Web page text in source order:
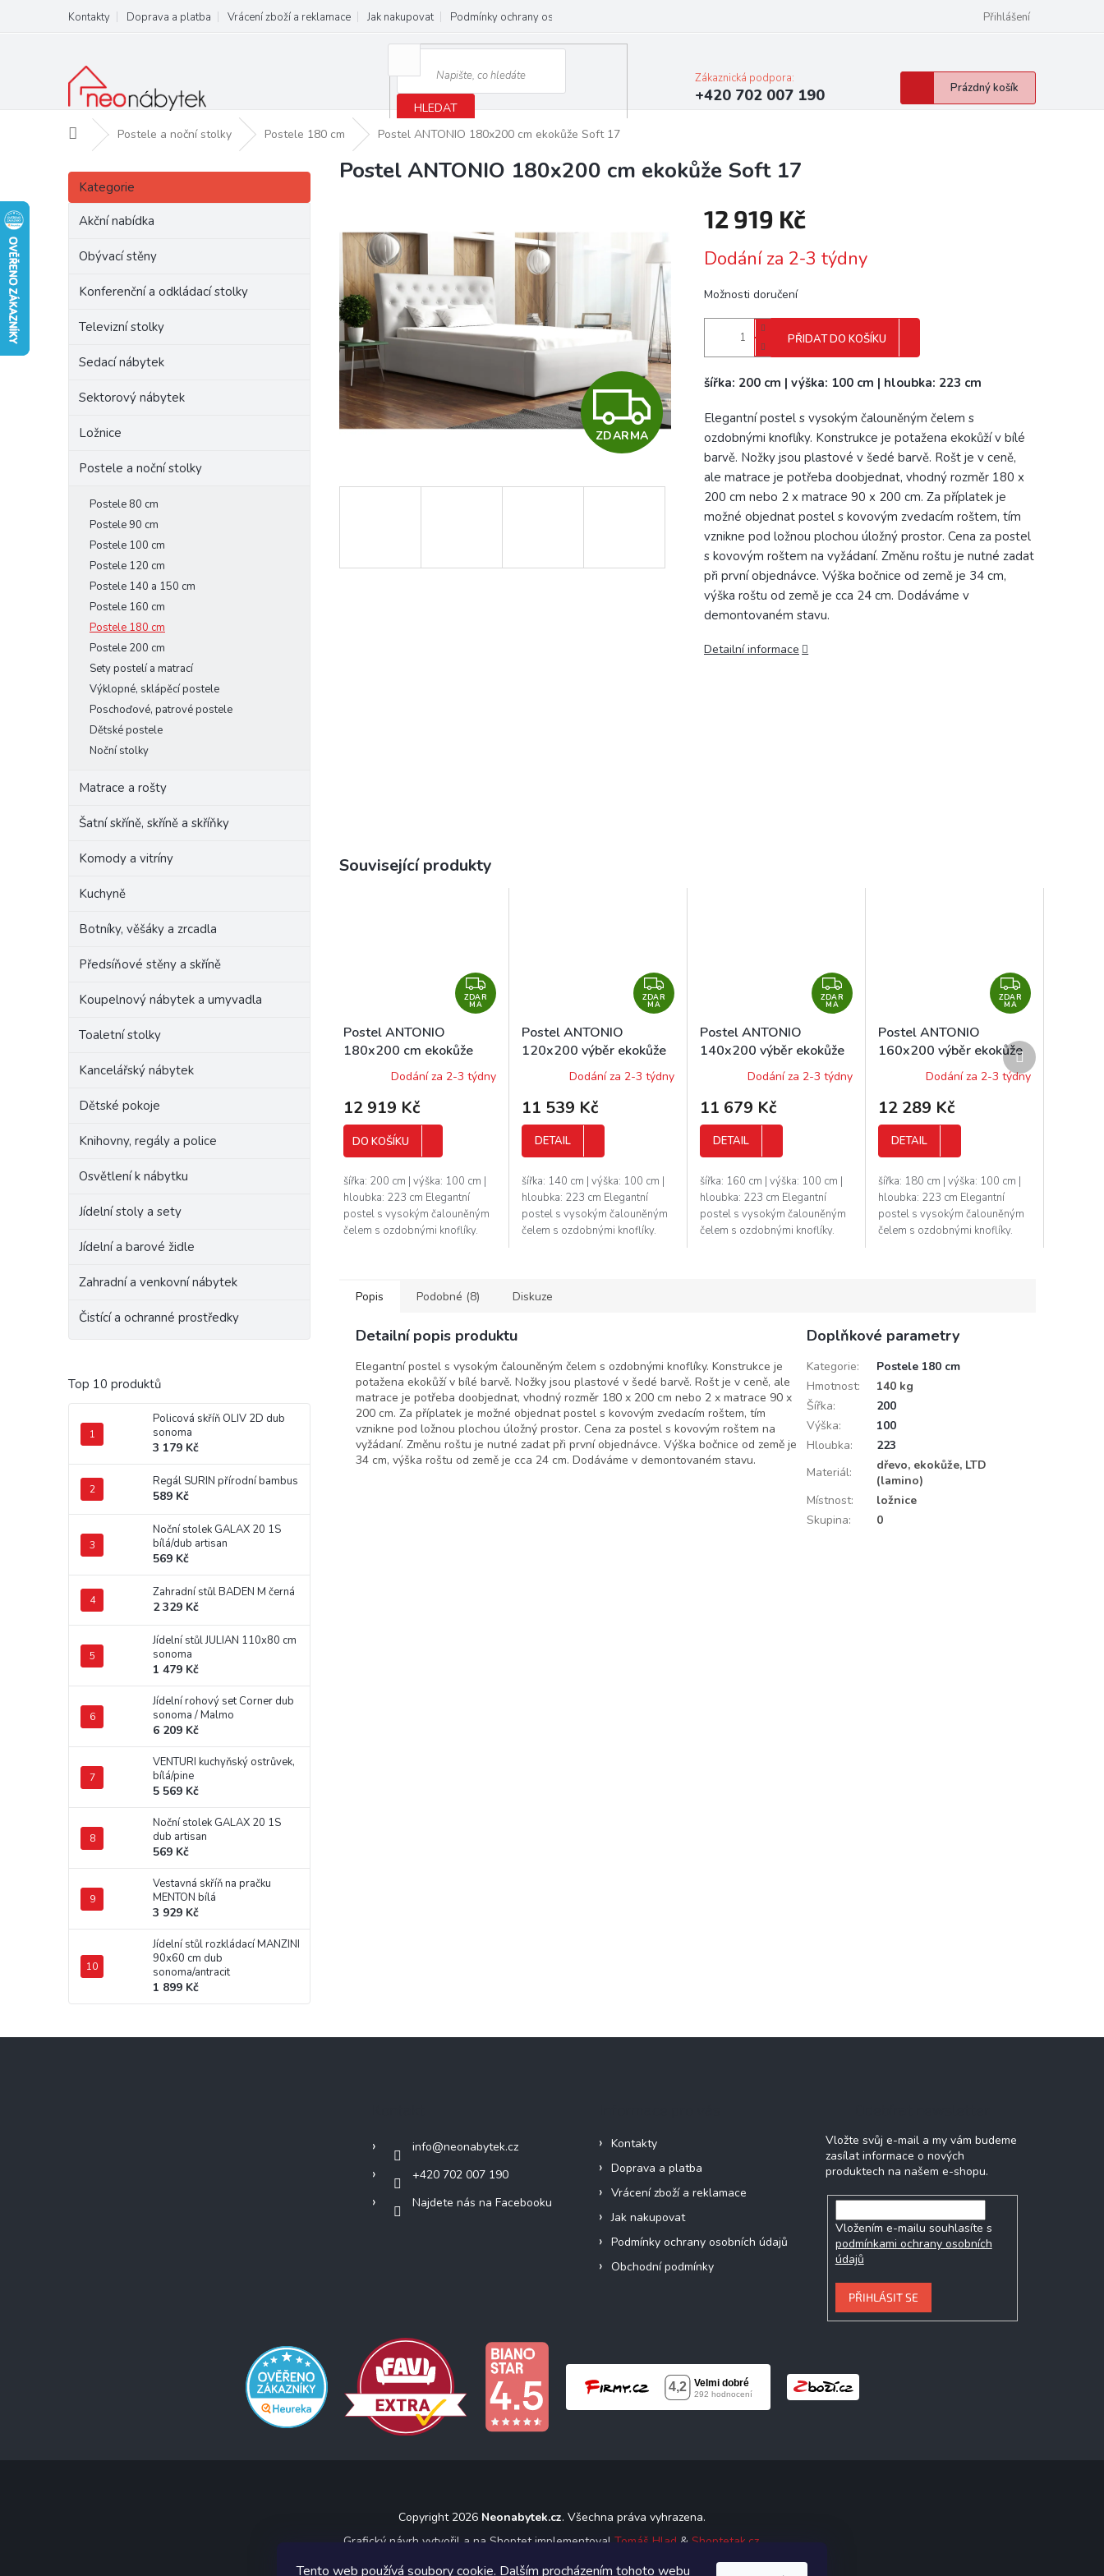
Tento web používá soubory cookie. Dalším procházením tohoto webu
obsah
Kontakty Doprava a platba Vrácení zboží a reklamace Jak nakupovat Podmínky ochrany osobních údajů Přihlášení
HLEDAT
Zákaznická podpora:
+420 702 007 190
Nákupní
košík
Prázdný košík
Domů Postele a noční stolky Postele 180 cm Postel ANTONIO 180x200 cm ekokůže Soft 17
P
s
Přeskočit
kategorie
Kategorie
Akční nabídka
Obývací stěny
Konferenční a odkládací stolky
Televizní stolky
Sedací nábytek
Sektorový nábytek
Ložnice
Postele a noční stolky
Postele 80 cm
Postele 90 cm
Postele 100 cm
Postele 120 cm
Postele 140 a 150 cm
Postele 160 cm
Postele 180 cm
Postele 200 cm
Sety postelí a matrací
Výklopné, sklápěcí postele
Poschoďové, patrové postele
Dětské postele
Noční stolky
Matrace a rošty
Šatní skříně, skříně a skříňky
Komody a vitríny
Kuchyně
Botníky, věšáky a zrcadla
Předsíňové stěny a skříně
Koupelnový nábytek a umyvadla
Toaletní stolky
Kancelářský nábytek
Dětské pokoje
Knihovny, regály a police
Osvětlení k nábytku
Jídelní stoly a sety
Jídelní a barové židle
Zahradní a venkovní nábytek
Čistící a ochranné prostředky
Top 10 produktů
Policová skříň OLIV 2D dub
sonoma
3 179 Kč
Regál SURIN přírodní bambus
589 Kč
Noční stolek GALAX 20 1S
bílá/dub artisan
569 Kč
Zahradní stůl BADEN M černá
2 329 Kč
Jídelní stůl JULIAN 110x80 cm
sonoma
1 479 Kč
Jídelní rohový set Corner dub
sonoma / Malmo
6 209 Kč
VENTURI kuchyňský ostrůvek,
bílá/pine
5 569 Kč
Noční stolek GALAX 20 1S
dub artisan
569 Kč
Vestavná skříň na pračku
MENTON bílá
3 929 Kč
Jídelní stůl rozkládací MANZINI
90x60 cm dub
sonoma/antracit
1 899 Kč
Postel ANTONIO 180x200 cm ekokůže Soft 17
Z
R
ZDARMA
12 919 Kč
cena:
Dodání za 2-3 týdny
Možnosti doručení
PŘIDAT DO KOŠÍKU
šířka: 200 cm | výška: 100 cm | hloubka: 223 cm
Elegantní postel s vysokým čalouněným čelem s
ozdobnými knoflíky. Konstrukce je potažena ekokůží v bílé
barvě. Nožky jsou plastové v šedé barvě. Rošt je v ceně,
ale matrace je potřeba doobjednat, vhodný rozměr 180 x
200 cm nebo 2 x matrace 90 x 200 cm. Za příplatek je
možné objednat postel s kovovým zvedacím roštem, tím
vznikne pod ložnou plochou úložný prostor. Cena za postel
s kovovým roštem na vyžádaní. Změnu roštu je nutné zadat
při první objednávce. Výška bočnice od země je 34 cm,
výška roštu od země je cca 24 cm. Dodáváme v
demontovaném stavu.
Detailní informace
Související produkty
Z
D
A
ZDAR
MA
Postel ANTONIO
180x200 cm ekokůže
Madryt 9333Dodání za 2-3 týdny
12 919 Kč
DO KOŠÍKU
šířka: 200 cm | výška: 100 cm |
hloubka: 223 cm Elegantní
postel s vysokým čalouněným
čelem s ozdobnými knoflíky.
Z
D
M
A
ZDAR
MA
Postel ANTONIO
120x200 výběr ekokůže
Dodání za 2-3 týdny
11 539 Kč
DETAIL
šířka: 140 cm | výška: 100 cm |
hloubka: 223 cm Elegantní
postel s vysokým čalouněným
čelem s ozdobnými knoflíky.
Z
D
M
A
ZDAR
MA
Postel ANTONIO
140x200 výběr ekokůže
Dodání za 2-3 týdny
11 679 Kč
DETAIL
šířka: 160 cm | výška: 100 cm |
hloubka: 223 cm Elegantní
postel s vysokým čalouněným
čelem s ozdobnými knoflíky.
Z
D
R
M
A
ZDAR
MA
Postel ANTONIO
160x200 výběr ekokůže
Dodání za 2-3 týdny
12 289 Kč
DETAIL
šířka: 180 cm | výška: 100 cm |
hloubka: 223 cm Elegantní
postel s vysokým čalouněným
čelem s ozdobnými knoflíky.
Další
produkt
Popis Podobné (8) Diskuze
Detailní popis produktu
Elegantní postel s vysokým čalouněným čelem s ozdobnými knoflíky. Konstrukce je
potažena ekokůží v bílé barvě. Nožky jsou plastové v šedé barvě. Rošt je v ceně, ale
matrace je potřeba doobjednat, vhodný rozměr 180 x 200 cm nebo 2 x matrace 90 x
200 cm. Za příplatek je možné objednat postel s kovovým zvedacím roštem, tím
vznikne pod ložnou plochou úložný prostor. Cena za postel s kovovým roštem na
vyžádaní. Změnu roštu je nutné zadat při první objednávce. Výška bočnice od země je
34 cm, výška roštu od země je cca 24 cm. Dodáváme v demontovaném stavu.
Doplňkové parametry
Kategorie:
Postele 180 cm
Hmotnost:
140 kg
Šířka:
200
Výška:
100
Hloubka:
223
Materiál:
dřevo, ekokůže, LTD
(lamino)
Místnost:
ložnice
Skupina: 0
info@neonabytek.cz
+420 702 007 190
Najdete nás na Facebooku
Kontakty
Doprava a platba
Vrácení zboží a reklamace
Jak nakupovat
Podmínky ochrany osobních údajů
Obchodní podmínky
Vložte svůj e-mail a my vám budeme
zasílat informace o nových
produktech na našem e-shopu.
Vložením e-mailu souhlasíte s
podmínkami ochrany osobních
údajů
PŘIHLÁSIT SE
Copyright 2026 Neonabytek.cz. Všechna práva vyhrazena.
Grafický návrh vytvořil a na Shoptet implementoval Tomáš Hlad & Shoptetak.cz.